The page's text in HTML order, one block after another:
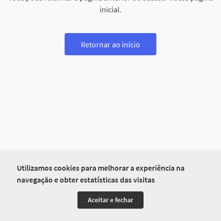
Utilizamos cookies para melhorar a experiência na
navegação e obter estatísticas das visitas
Aceitar e fechar
inicial.
Retornar ao início